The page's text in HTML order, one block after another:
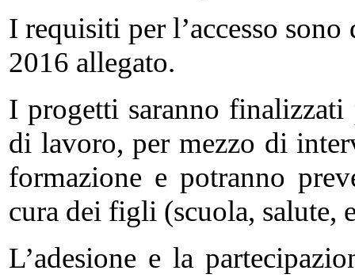
I requisiti per l’accesso
2016 allegato.
I progetti saranno
di lavoro, per mezzo di
formazione e potranno
cura dei figli (scuola, salute,
L’adesione e la